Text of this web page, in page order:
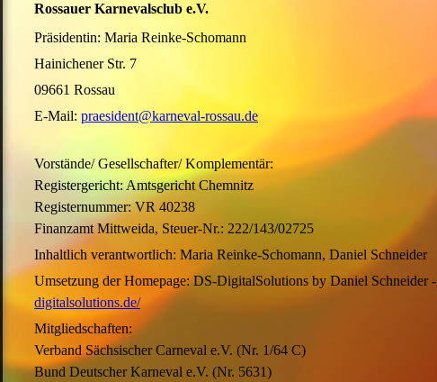
Rossauer Karnevalsclub e.V.
Präsidentin: Maria Reinke-Schomann
Hainichener Str. 7
09661 Rossau
E-Mail: praesident@karneval-rossau.de
Vorstände/ Gesellschafter/ Komplementär:
Registergericht: Amtsgericht Chemnitz
Registernummer: VR 40238
Finanzamt Mittweida, Steuer-Nr.: 222/143/02725
Inhaltlich verantwortlich: Maria Reinke-Schomann, Daniel Schneider
Umsetzung der Homepage: DS-DigitalSolutions by Daniel Schneider -
digitalsolutions.de/
Mitgliedschaften:
Verband Sächsischer Carneval e.V. (Nr. 1/64 C)
Bund Deutscher Karneval e.V. (Nr. 5631)